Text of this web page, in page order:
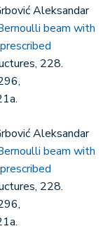
Aleksandar
beam with
228.
Aleksandar
beam with
228.